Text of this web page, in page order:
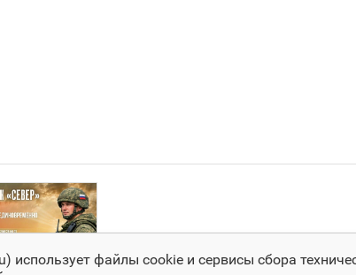
файлы cookie и сервисы сбора